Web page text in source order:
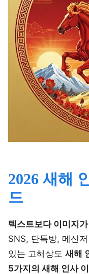
2026 새해
드
텍스트보다 이미지
SNS, 단톡방, 메신
있는 고해상도 새해
5가지의 새해 인사